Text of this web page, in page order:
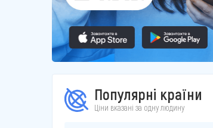
Популярні країни
Ціни вказані за одну людину